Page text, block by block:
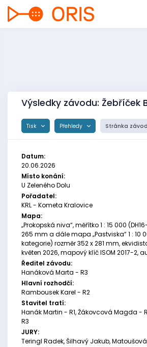
Výsledky závodu: Žebříček
Tisk Přehledy Stránka
Datum:
20.06.2026
Místo konání:
U Zeleného Dolu
Pořadatel:
KRL - Kometa Kralovice
Mapa:
„Prokopská niva“, měřítko 1 : 15 000
265 mm a dále mapa „Pastviska“ 1 : 10
kategorie) rozměr 352 x 281 mm,
květen 2026, mapový klíč ISOM 2017-2,
Ředitel závodu:
Hanáková Marta - R3
Hlavní rozhodčí:
Rambousek Karel - R2
Stavitel tratí:
Hanák Martin - R1, Žákovcová Magda -
R3
JURY:
Teringl Radek, Šilhavý Jakub,